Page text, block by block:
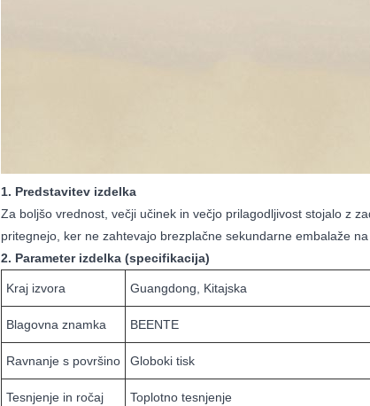
1. Predstavitev izdelka
Za boljšo vrednost, večji učinek in večjo prilagodljivost stojalo z
pritegnejo, ker ne zahtevajo brezplačne sekundarne embalaže na
2. Parameter izdelka (specifikacija)
Kraj izvora Guangdong, Kitajska
Blagovna znamka BEENTE
Ravnanje s površino Globoki tisk
Tesnjenje in ročaj Toplotno tesnjenje